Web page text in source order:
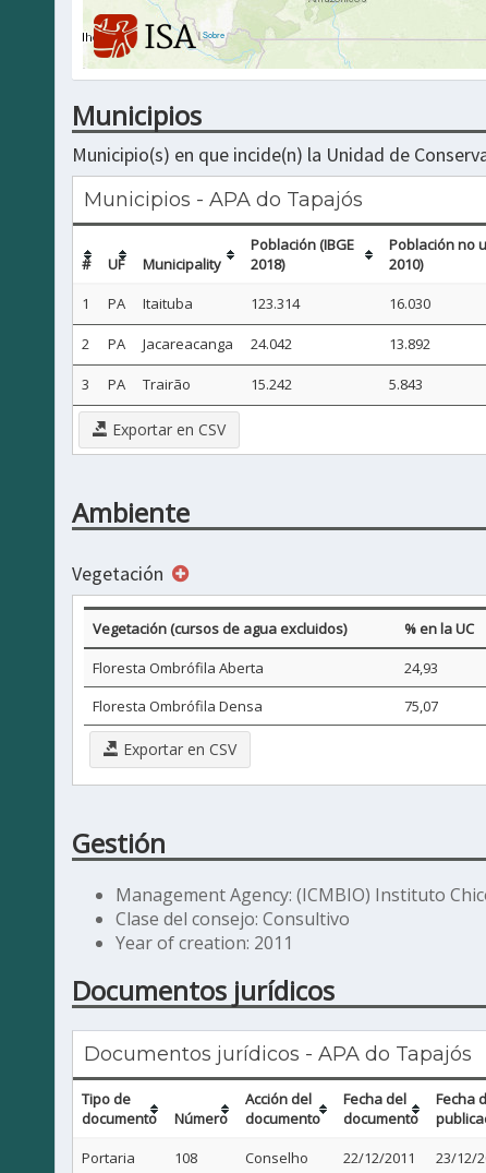
|Sobre
Municipios
Municipio(s) en que incide(n) la Unidad de
Municipios - APA do Tapajós
# UF Municipality
Población (IBGE
2018)
Población no
2010)
1
PA Itaituba 123.314 16.030
2 PA Jacareacanga 24.042 13.892
3 PA Trairão 15.242 5.843
Exportar en CSV
Ambiente
Vegetación
Vegetación (cursos de agua excluidos)
% en la UC
Floresta Ombrófila Aberta
24,93
Floresta Ombrófila Densa
75,07
Exportar en CSV
Gestión
Management Agency: (ICMBIO) Instituto
Clase del consejo: Consultivo
Year of creation: 2011
Documentos jurídicos
Documentos jurídicos - APA do Tapajós
Tipo de
documento
Número
Acción del
documento
Fecha del
documento
Fecha
Portaria
108 Conselho 22/12/2011 23/12/